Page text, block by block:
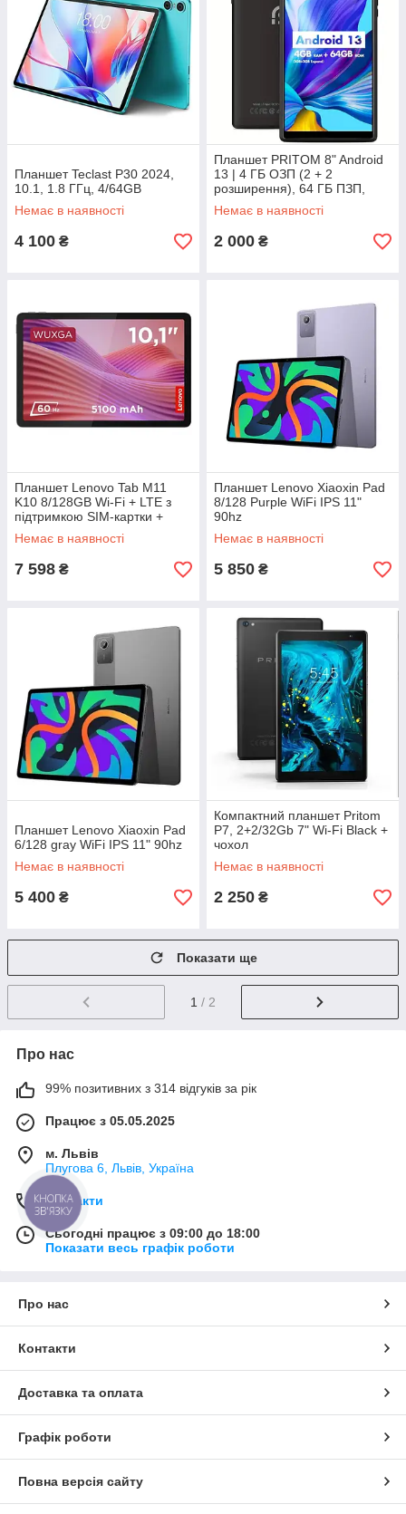
Планшет Teclast P30 2024,
10.1, 1.8 ГГц, 4/64GB
Немає в наявності
4 100 ₴
Планшет PRITOM 8" Android
13 | 4 ГБ ОЗП (2 + 2
розширення), 64 ГБ ПЗП,
5000 мАг
Немає в наявності
2 000 ₴
Планшет Lenovo Tab M11
K10 8/128GB Wi-Fi + LTE з
підтримкою SIM-картки +
чохол книжка + захисне скло
Немає в наявності
7 598 ₴
Планшет Lenovo Xiaoxin Pad
8/128 Purple WiFi IPS 11"
90hz
Немає в наявності
5 850 ₴
Планшет Lenovo Xiaoxin Pad
6/128 gray WiFi IPS 11" 90hz
Немає в наявності
5 400 ₴
Компактний планшет Pritom
P7, 2+2/32Gb 7" Wi-Fi Black +
чохол
Немає в наявності
2 250 ₴
Показати ще
1 / 2
Про нас
99% позитивних з 314 відгуків за рік
Працює з 05.05.2025
м. Львів
Плугова 6, Львів, Україна
Контакти
Сьогодні працює з 09:00 до 18:00
Показати весь графік роботи
Про нас
Контакти
Доставка та оплата
Графік роботи
Повна версія сайту